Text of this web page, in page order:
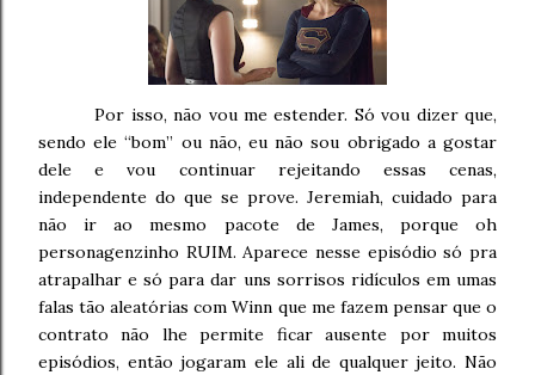
Por isso, não vou me estender. Só vou dizer que,
sendo ele “bom” ou não, eu não sou obrigado a gostar
dele e vou continuar rejeitando essas cenas,
independente do que se prove. Jeremiah, cuidado para
não ir ao mesmo pacote de James, porque oh
personagenzinho RUIM. Aparece nesse episódio só pra
atrapalhar e só para dar uns sorrisos ridículos em umas
falas tão aleatórias com Winn que me fazem pensar que o
contrato não lhe permite ficar ausente por muitos
episódios, então jogaram ele ali de qualquer jeito. Não